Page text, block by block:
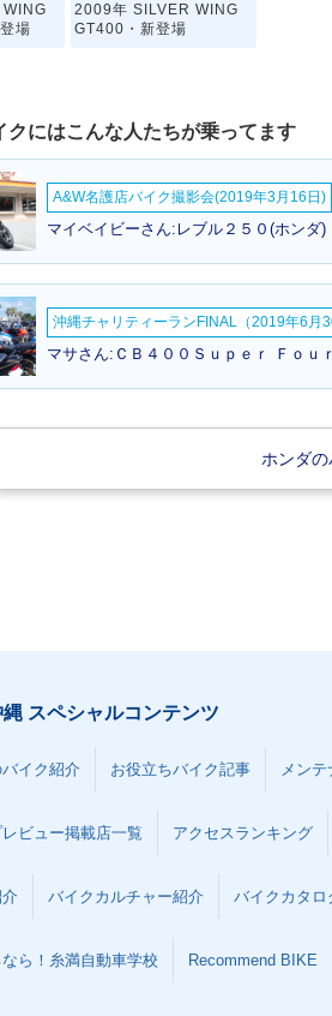
場
2009年 SILVER WING
GT400・新登場
クにはこんな人たちが乗ってます
A&W名護店バイク撮影会(2019年3月16日)
マイベイビーさん:レブル２５０(ホンダ)
沖縄チャリティーランFINAL（2019年6月
ホンダ
スペシャルコンテンツ
イク紹介 お役立ちバイク記事 メン
ビュー掲載店一覧 アクセスランキング
バイクカルチャー紹介 バイクカタロ
ら！糸満自動車学校 Recommend BIKE